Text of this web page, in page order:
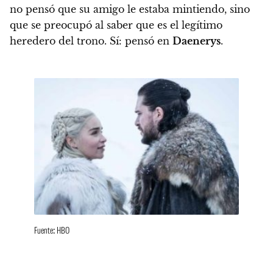
no pensó que su amigo le estaba mintiendo, sino
que se preocupó al saber que es el legítimo
heredero del trono. Sí: pensó en Daenerys.
Fuente: HBO